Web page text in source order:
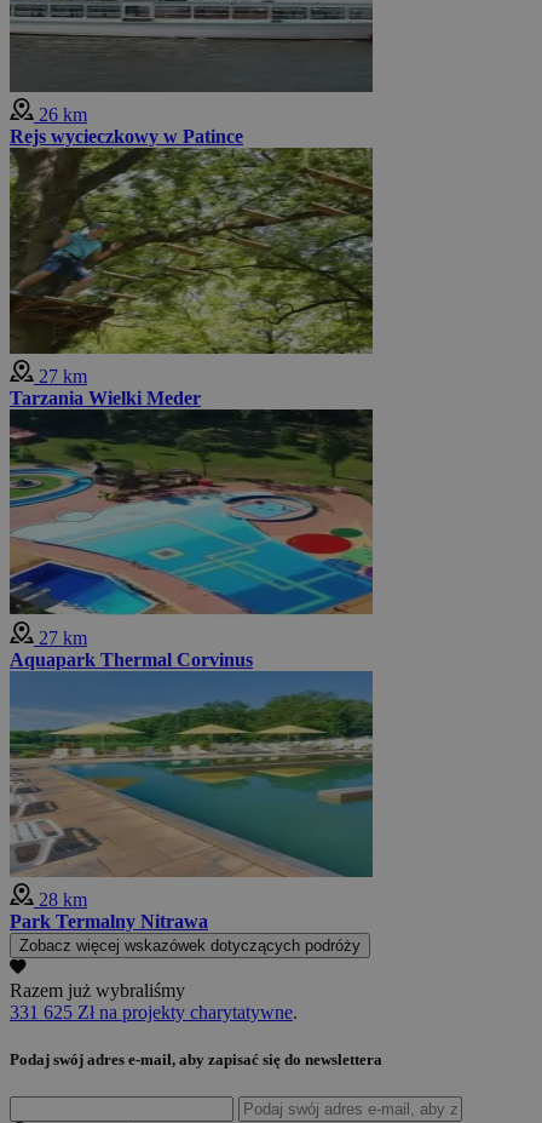
26 km
Rejs wycieczkowy w Patince
27 km
Tarzania Wielki Meder
27 km
Aquapark Thermal Corvinus
28 km
Park Termalny Nitrawa
Zobacz więcej wskazówek dotyczących podróży
Razem już wybraliśmy
331 625 Zł na projekty charytatywne.
Podaj swój adres e-mail, aby zapisać się do newslettera